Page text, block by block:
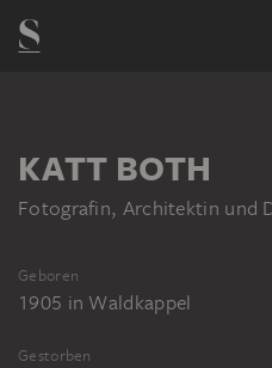
KATT BOTH
Fotografin, Architektin und
Geboren
1905 in Waldkappel
Gestorben